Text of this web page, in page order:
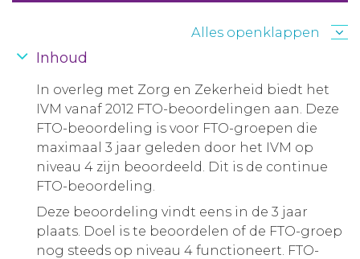
Alles openklappen
Inhoud
In overleg met Zorg en Zekerheid biedt het
IVM vanaf 2012 FTO-beoordelingen aan. Deze
FTO-beoordeling is voor FTO-groepen die
maximaal 3 jaar geleden door het IVM op
niveau 4 zijn beoordeeld. Dit is de continue
FTO-beoordeling.
Deze beoordeling vindt eens in de 3 jaar
plaats. Doel is te beoordelen of de FTO-groep
nog steeds op niveau 4 functioneert. FTO-